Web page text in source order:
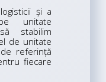
și a
unitate
stabilim
de unitate
referință
fiecare